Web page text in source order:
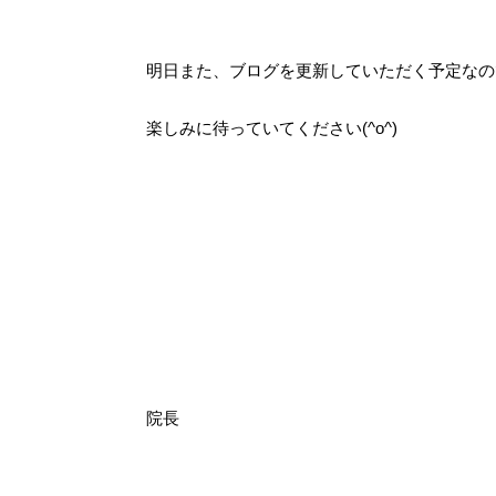
明日また、ブログを更新していただく予定な
楽しみに待っていてください(^o^)
院長